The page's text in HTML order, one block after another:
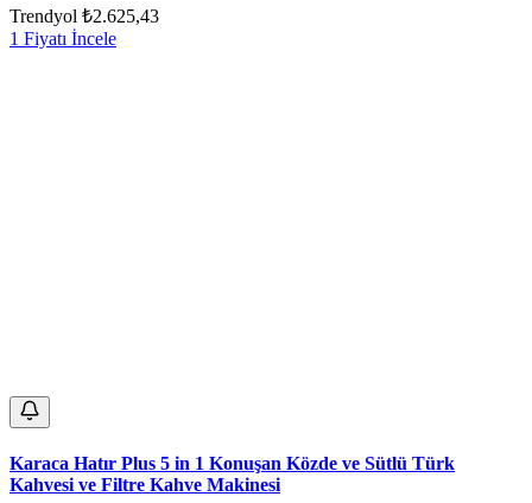
Trendyol ₺2.625,43
1 Fiyatı İncele
Karaca Hatır Plus 5 in 1 Konuşan Közde ve Sütlü Türk
Kahvesi ve Filtre Kahve Makinesi